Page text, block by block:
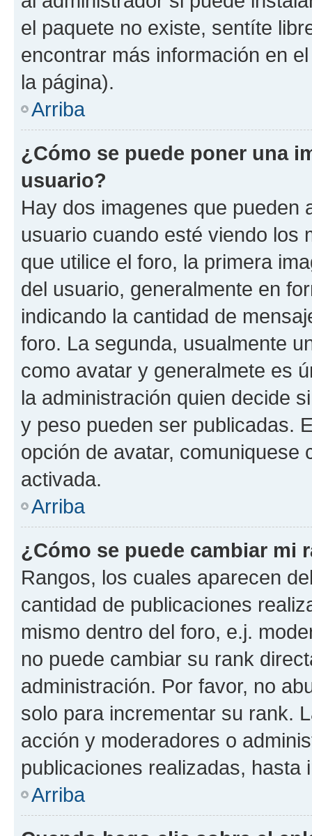
el paquete no existe, sentíte
encontrar más información en
la página).
Arriba
¿Cómo se puede poner una
usuario?
Hay dos imagenes que pueden
usuario cuando esté viendo los
que utilice el foro, la primera
del usuario, generalmente en
indicando la cantidad de
foro. La segunda, usualmente
como avatar y generalmete es
la administración quien decide
y peso pueden ser publicadas.
opción de avatar, comuniquese
activada.
Arriba
¿Cómo se puede cambiar mi
Rangos, los cuales aparecen
cantidad de publicaciones
mismo dentro del foro, e.j.
no puede cambiar su rank
administración. Por favor, no
solo para incrementar su rank.
acción y moderadores o
publicaciones realizadas, hasta
Arriba